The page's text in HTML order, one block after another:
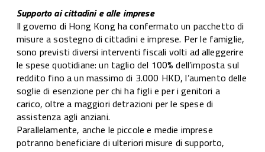
Supporto ai cittadini e alle imprese
Il governo di Hong Kong ha confermato un pacchetto di
misure a sostegno di cittadini e imprese. Per le famiglie,
sono previsti diversi interventi fiscali volti ad alleggerire
le spese quotidiane: un taglio del 100% dell’imposta sul
reddito fino a un massimo di 3.000 HKD, l’aumento delle
soglie di esenzione per chi ha figli e per i genitori a
carico, oltre a maggiori detrazioni per le spese di
assistenza agli anziani.
Parallelamente, anche le piccole e medie imprese
potranno beneficiare di ulteriori misure di supporto,